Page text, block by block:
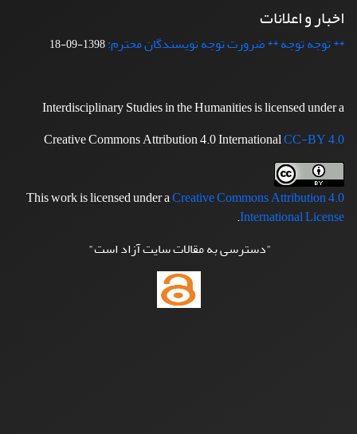
اخبار و اعلانات
** توجه توجه ** ضرورت توجه نویسندگان محترم:1398-09-18
Interdisciplinary Studies in the Humanities is licensed under a
Creative Commons Attribution 4.0 InternationalCC-BY 4.0
This work is licensed under aCreative Commons Attribution 4.0
International License
.
"دسترسی به مقالات سایت آزاد است"